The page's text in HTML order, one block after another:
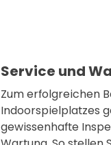
Service und
Zum erfolgreichen
Indoorspielplatzes
gewissenhafte